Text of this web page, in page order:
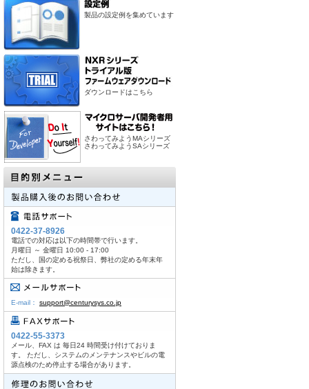
製品の設定例を集めています
ダウンロードはこちら
さわってみようMAシリーズ
さわってみようSAシリーズ
0422-37-8926
電話での対応は以下の時間帯で行います。
月曜日 ～ 金曜日 10:00 - 17:00
ただし、国の定める祝祭日、弊社の定める年末年
始は除きます。
E-mail： support@centurysys.co.jp
0422-55-3373
メール、FAX は 毎日24 時間受け付けておりま
す。 ただし、システムのメンテナンスやビルの電
源点検のため停止する場合があります。